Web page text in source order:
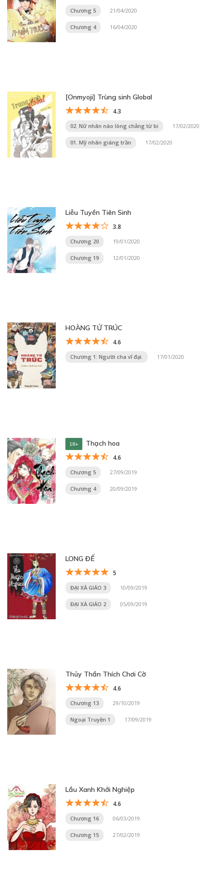
Chương 5 21/04/2020
Chương 4 16/04/2020
[Onmyoji] Trùng sinh Global
4.3
02. Nữ nhân nào lòng chẳng từ bi 17/02/2020
01. Mỹ nhân giáng trần 17/02/2020
Liễu Tuyền Tiên Sinh
3.8
Chương 20 19/01/2020
Chương 19 12/01/2020
HOÀNG TỬ TRÚC
4.6
Chương 1: Người cha vĩ đại. 17/01/2020
18+ Thạch hoa
4.6
Chương 5 27/09/2019
Chương 4 20/09/2019
LONG ĐẾ
5
ĐẠI XÀ GIÁO 3 10/09/2019
ĐẠI XÀ GIÁO 2 05/09/2019
Thủy Thần Thích Chơi Cờ
4.6
Chương 13 29/10/2019
Ngoại Truyện 1 17/09/2019
Lầu Xanh Khởi Nghiệp
4.6
Chương 16 06/03/2019
Chương 15 27/02/2019